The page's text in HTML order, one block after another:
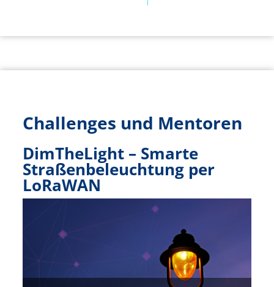
Challenges und Mentoren
DimTheLight – Smarte
Straßenbeleuchtung per
LoRaWAN
Bild